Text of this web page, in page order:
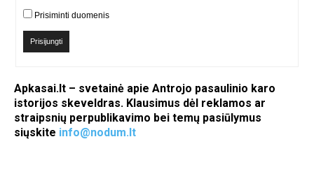
Prisiminti duomenis
Prisijungti
Apkasai.lt – svetainė apie Antrojo pasaulinio karo
istorijos skeveldras. Klausimus dėl reklamos ar
straipsnių perpublikavimo bei temų pasiūlymus
siųskite info@nodum.lt